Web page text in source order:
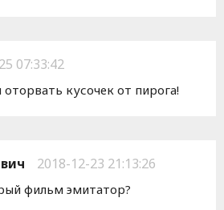
07:33:42
кусочек от пирога!
2018-12-23 21:13:26
фильм эмитатор?